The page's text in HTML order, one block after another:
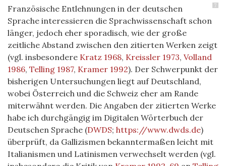
7
Französische Entlehnungen in der deutschen
Sprache interessieren die Sprachwissenschaft schon
länger, jedoch eher sporadisch, wie der große
zeitliche Abstand zwischen den zitierten Werken zeigt
(vgl. insbesondere Kratz 1968, Kreissler 1973, Volland
1986, Telling 1987, Kramer 1992). Der Schwerpunkt der
bisherigen Untersuchungen liegt auf Deutschland,
wobei Österreich und die Schweiz eher am Rande
miterwähnt werden. Die Angaben der zitierten Werke
habe ich durchgängig im Digitalen Wörterbuch der
Deutschen Sprache (DWDS; https://www.dwds.de)
überprüft, da Gallizismen bekanntermaßen leicht mit
Italianismen und Latinismen verwechselt werden (vgl.